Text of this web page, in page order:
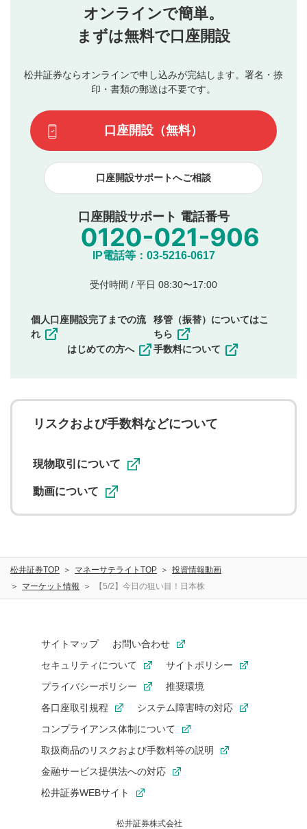
投稿するボタン
星で評価をすると投稿できます。（お名前とコメント
3
動画の評価
です）
行ってください。
当社は、利用者同士、もしくは利用者と第三者間のトラ
ブルによって生じた損害に対して一切の責任を負いませ
評価およびコメントは当社にて審査のうえ、掲載となり
ます。掲載されるまでに日数がかかる場合や掲載されない
てはお答えできません。各動画コンテンツへの掲載をもっ
て結果のご連絡といたします。ご了承ください。
下記の項目に該当すると判断された投稿内容は、掲載を
見合わせる場合がございます。
本動画コンテンツとは無関係の内容の投稿
他者への誹謗中傷や差別的表現投稿
公序良俗に反する内容の投稿
氏名、住所、電話番号など個人を特定できる情報の
他のサイトへの誘導や営利目的、広告・宣伝を目
他者の権利（商標、著作権、その他の知的財産
その他当社が不適切と判断した投稿
一度投稿した評価およびコメントの変更・削除はできま
ことを承諾したものとします。また、利用者は、コメント
に関する著作者人格権を行使しないことに同意します。利
用者が投稿したコメントは、当社サービスの広告・宣伝、
ることがあります。
オンラインで簡単。
まずは無料で口座開設
松井証券ならオンラインで申し込みが完結します。署名・捺
印・書類の郵送は不要です。
口座開設（無料）
口座開設サポートへご相談
口座開設サポート 電話番号
IP電話等：03-5216-0617
受付時間 / 平日 08:30〜17:00
個人口座開設完了までの流
れ
はじめての方へ
移管（振替）についてはこ
ちら
手数料について
リスクおよび手数料などについて
現物取引について
動画について
松井証券TOP マネーサテライトTOP
投資情報動画
マーケット情報
【5/2】今日の狙い目！日本株
サイトマップ
お問い合わせ
セキュリティについて
サイトポリシー
プライバシーポリシー
推奨環境
各口座取引規程
システム障害時の対応
コンプライアンス体制について
取扱商品のリスクおよび手数料等の説明
金融サービス提供法への対応
松井証券WEBサイト
松井証券株式会社